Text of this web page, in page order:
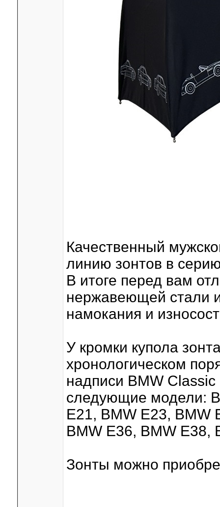
Качественный
линию зонтов в
В итоге перед вам
нержавеющей стали
намокания и
У кромки купола
хронологическом
надписи BMW
следующие модели:
E21, BMW E23, BMW
BMW E36, BMW E38,
Зонты можно